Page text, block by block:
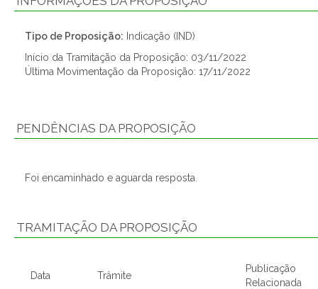
Tipo de Proposição: Indicação (IND)
Início da Tramitação da Proposição: 03/11/2022
Última Movimentação da Proposição: 17/11/2022
PENDÊNCIAS DA PROPOSIÇÃO
Foi encaminhado e aguarda resposta.
TRAMITAÇÃO DA PROPOSIÇÃO
Data Trâmite
Publicação
Relacionada